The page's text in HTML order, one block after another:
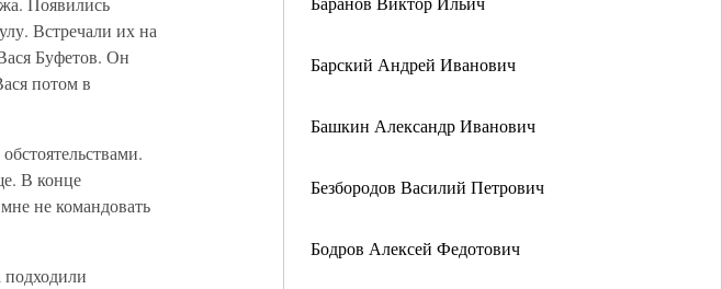
Барский Андрей Иванович
Башкин Александр Иванович
Безбородов Василий Петрович
Бодров Алексей Федотович
Встречали их на
Буфетов. Он
потом в
В конце
не командовать
подходили